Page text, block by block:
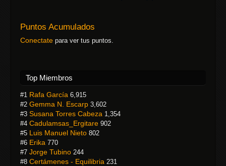
Puntos Acumulados
Conectate para ver tus puntos.
Top Miembros
#1 Rafa García 6,915
#2 Gemma N. Escarp 3,602
#3 Susana Torres Cabeza 1,354
#4 Cadulamsas_Ergitare 902
#5 Luis Manuel Nieto 802
#6 Erika 770
#7 Jorge Tubino 244
#8 Certámenes - Equilibria 231